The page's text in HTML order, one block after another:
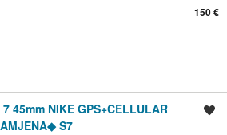
150 €
45mm NIKE GPS+CELLULAR
S7